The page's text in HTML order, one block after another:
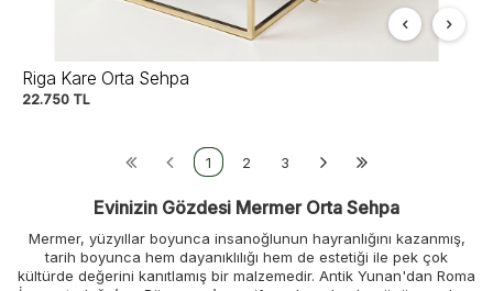
Riga Kare Orta Sehpa
22.750 TL
1 2 3
Evinizin Gözdesi Mermer Orta Sehpa
Mermer, yüzyıllar boyunca insanoğlunun hayranlığını kazanmış,
tarih boyunca hem dayanıklılığı hem de estetiği ile pek çok
kültürde değerini kanıtlamış bir malzemedir. Antik Yunan'dan Roma